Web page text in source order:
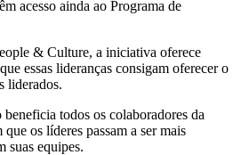
acesso ainda ao Programa de
& Culture, a iniciativa oferece
essas lideranças consigam oferecer o
liderados.
todos os colaboradores da
os líderes passam a ser mais
suas equipes.